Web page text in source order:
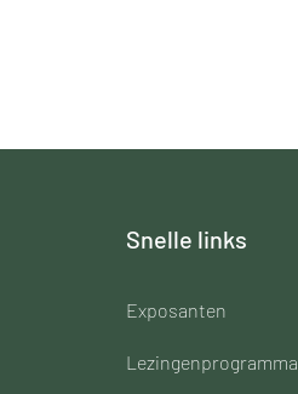
Snelle links
Exposanten​
Lezingenprogramma